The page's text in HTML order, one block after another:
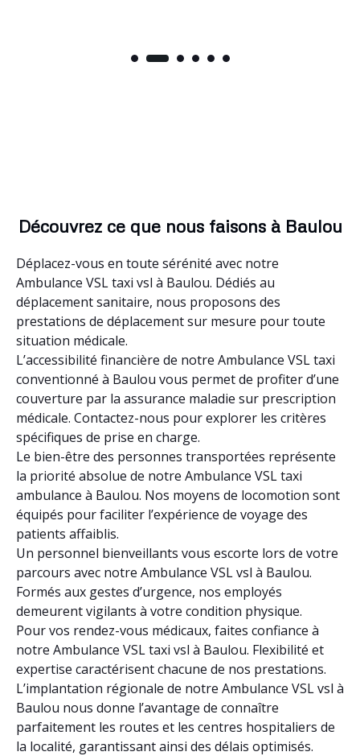
Découvrez ce que nous faisons à Baulou
Déplacez-vous en toute sérénité avec notre
Ambulance VSL taxi vsl à Baulou. Dédiés au
déplacement sanitaire, nous proposons des
prestations de déplacement sur mesure pour toute
situation médicale.
L’accessibilité financière de notre Ambulance VSL taxi
conventionné à Baulou vous permet de profiter d’une
couverture par la assurance maladie sur prescription
médicale. Contactez-nous pour explorer les critères
spécifiques de prise en charge.
Le bien-être des personnes transportées représente
la priorité absolue de notre Ambulance VSL taxi
ambulance à Baulou. Nos moyens de locomotion sont
équipés pour faciliter l’expérience de voyage des
patients affaiblis.
Un personnel bienveillants vous escorte lors de votre
parcours avec notre Ambulance VSL vsl à Baulou.
Formés aux gestes d’urgence, nos employés
demeurent vigilants à votre condition physique.
Pour vos rendez-vous médicaux, faites confiance à
notre Ambulance VSL taxi vsl à Baulou. Flexibilité et
expertise caractérisent chacune de nos prestations.
L’implantation régionale de notre Ambulance VSL vsl à
Baulou nous donne l’avantage de connaître
parfaitement les routes et les centres hospitaliers de
la localité, garantissant ainsi des délais optimisés.